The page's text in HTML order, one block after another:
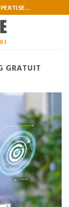
GRATUIT